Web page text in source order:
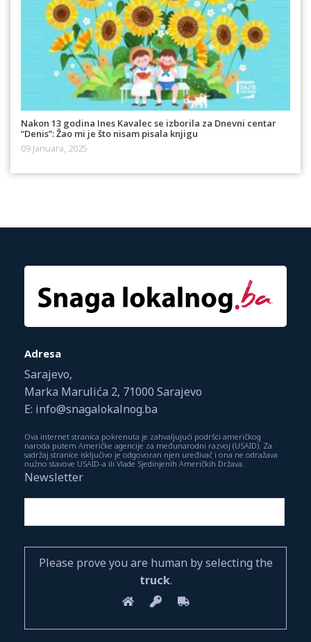
Nakon 13 godina Ines Kavalec se izborila za Dnevni centar
“Denis”: Žao mi je što nisam pisala knjigu
09 Januara, 2025
Adresa
Sarajevo,
Marka Marulića 2, 71000 Sarajevo
E: info@snagalokalnog.ba
Ova internet stranica pokrenuta je zahvaljujući podršci američkog
naroda putem Američke agencije za međunarodni razvoj (USAID). Za
sadržaj stranice isključivo je odgovoran njen uređivač i ona ne odražava
nužno stavove USAID-a ili Vlade Sjedinjenih Američkih Država.
Newsletter
Please prove you are human by selecting the
truck.